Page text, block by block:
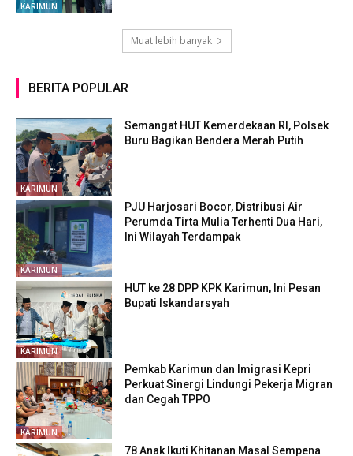
KARIMUN
Muat lebih banyak
BERITA POPULAR
KARIMUN
Semangat HUT Kemerdekaan RI, Polsek
Buru Bagikan Bendera Merah Putih
KARIMUN
PJU Harjosari Bocor, Distribusi Air
Perumda Tirta Mulia Terhenti Dua Hari,
Ini Wilayah Terdampak
KARIMUN
HUT ke 28 DPP KPK Karimun, Ini Pesan
Bupati Iskandarsyah
KARIMUN
Pemkab Karimun dan Imigrasi Kepri
Perkuat Sinergi Lindungi Pekerja Migran
dan Cegah TPPO
78 Anak Ikuti Khitanan Masal Sempena